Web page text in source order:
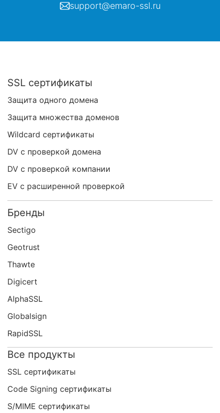
support@emaro-ssl.ru
SSL сертификаты
Защита одного домена
Защита множества доменов
Wildcard сертификаты
DV с проверкой домена
DV с проверкой компании
EV с расширенной проверкой
Бренды
Sectigo
Geotrust
Thawte
Digicert
AlphaSSL
Globalsign
RapidSSL
Все продукты
SSL сертификаты
Code Signing сертификаты
S/MIME сертификаты